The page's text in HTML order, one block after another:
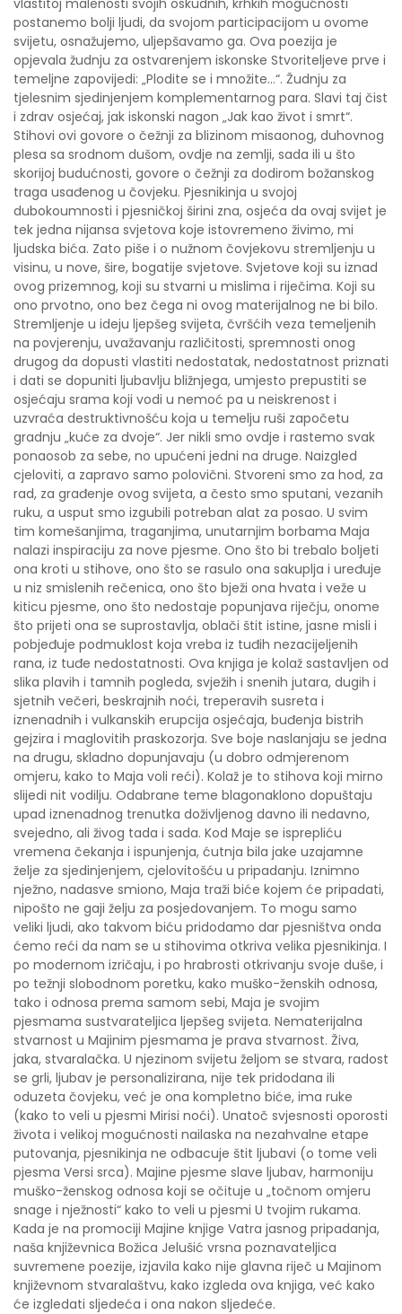
postanemo bolji ljudi, da svojom participacijom u ovome
svijetu, osnažujemo, uljepšavamo ga. Ova poezija je
opjevala žudnju za ostvarenjem iskonske Stvoriteljeve prve i
temeljne zapovijedi: „Plodite se i množite...“. Žudnju za
tjelesnim sjedinjenjem komplementarnog para. Slavi taj čist
i zdrav osjećaj, jak iskonski nagon „Jak kao život i smrt“.
Stihovi ovi govore o čežnji za blizinom misaonog, duhovnog
plesa sa srodnom dušom, ovdje na zemlji, sada ili u što
skorijoj budućnosti, govore o čežnji za dodirom božanskog
traga usađenog u čovjeku. Pjesnikinja u svojoj
dubokoumnosti i pjesničkoj širini zna, osjeća da ovaj svijet je
tek jedna nijansa svjetova koje istovremeno živimo, mi
ljudska bića. Zato piše i o nužnom čovjekovu stremljenju u
visinu, u nove, šire, bogatije svjetove. Svjetove koji su iznad
ovog prizemnog, koji su stvarni u mislima i riječima. Koji su
ono prvotno, ono bez čega ni ovog materijalnog ne bi bilo.
Stremljenje u ideju ljepšeg svijeta, čvršćih veza temeljenih
na povjerenju, uvažavanju različitosti, spremnosti onog
drugog da dopusti vlastiti nedostatak, nedostatnost priznati
i dati se dopuniti ljubavlju bližnjega, umjesto prepustiti se
osjećaju srama koji vodi u nemoć pa u neiskrenost i
uzvraća destruktivnošću koja u temelju ruši započetu
gradnju „kuće za dvoje“. Jer nikli smo ovdje i rastemo svak
ponaosob za sebe, no upućeni jedni na druge. Naizgled
cjeloviti, a zapravo samo polovični. Stvoreni smo za hod, za
rad, za građenje ovog svijeta, a često smo sputani, vezanih
ruku, a usput smo izgubili potreban alat za posao. U svim
tim komešanjima, traganjima, unutarnjim borbama Maja
nalazi inspiraciju za nove pjesme. Ono što bi trebalo boljeti
ona kroti u stihove, ono što se rasulo ona sakuplja i uređuje
u niz smislenih rečenica, ono što bježi ona hvata i veže u
kiticu pjesme, ono što nedostaje popunjava riječju, onome
što prijeti ona se suprostavlja, oblači štit istine, jasne misli i
pobjeđuje podmuklost koja vreba iz tuđih nezacijeljenih
rana, iz tuđe nedostatnosti. Ova knjiga je kolaž sastavljen od
slika plavih i tamnih pogleda, svježih i snenih jutara, dugih i
sjetnih večeri, beskrajnih noći, treperavih susreta i
iznenadnih i vulkanskih erupcija osjećaja, buđenja bistrih
gejzira i maglovitih praskozorja. Sve boje naslanjaju se jedna
na drugu, skladno dopunjavaju (u dobro odmjerenom
omjeru, kako to Maja voli reći). Kolaž je to stihova koji mirno
slijedi nit vodilju. Odabrane teme blagonaklono dopuštaju
upad iznenadnog trenutka doživljenog davno ili nedavno,
svejedno, ali živog tada i sada. Kod Maje se isprepliću
vremena čekanja i ispunjenja, ćutnja bila jake uzajamne
želje za sjedinjenjem, cjelovitošću u pripadanju. Iznimno
nježno, nadasve smiono, Maja traži biće kojem će pripadati,
nipošto ne gaji želju za posjedovanjem. To mogu samo
veliki ljudi, ako takvom biću pridodamo dar pjesništva onda
ćemo reći da nam se u stihovima otkriva velika pjesnikinja. I
po modernom izričaju, i po hrabrosti otkrivanju svoje duše, i
po težnji slobodnom poretku, kako muško-ženskih odnosa,
tako i odnosa prema samom sebi, Maja je svojim
pjesmama sustvarateljica ljepšeg svijeta. Nematerijalna
stvarnost u Majinim pjesmama je prava stvarnost. Živa,
jaka, stvaralačka. U njezinom svijetu željom se stvara, radost
se grli, ljubav je personalizirana, nije tek pridodana ili
oduzeta čovjeku, već je ona kompletno biće, ima ruke
(kako to veli u pjesmi Mirisi noći). Unatoč svjesnosti oporosti
života i velikoj mogućnosti nailaska na nezahvalne etape
putovanja, pjesnikinja ne odbacuje štit ljubavi (o tome veli
pjesma Versi srca). Majine pjesme slave ljubav, harmoniju
muško-ženskog odnosa koji se očituje u „točnom omjeru
snage i nježnosti“ kako to veli u pjesmi U tvojim rukama.
Kada je na promociji Majine knjige Vatra jasnog pripadanja,
naša književnica Božica Jelušić vrsna poznavateljica
suvremene poezije, izjavila kako nije glavna riječ u Majinom
književnom stvaralaštvu, kako izgleda ova knjiga, već kako
će izgledati sljedeća i ona nakon sljedeće.